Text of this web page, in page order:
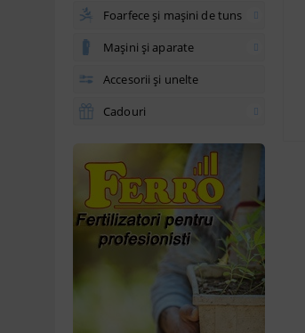
Foarfece și mașini de tuns
Mașini și aparate
Accesorii și unelte
Cadouri